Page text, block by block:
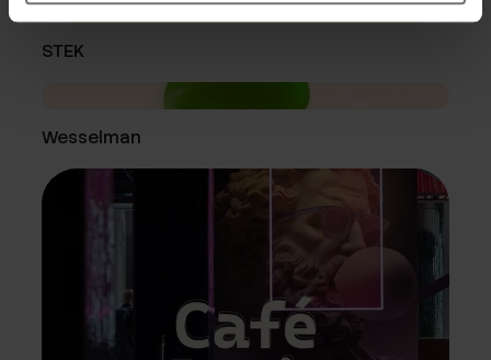
STEK
Wesselman